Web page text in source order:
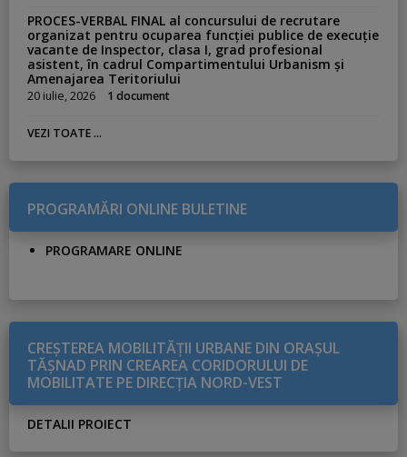
PROCES-VERBAL FINAL al concursului de recrutare
organizat pentru ocuparea funcției publice de execuție
vacante de Inspector, clasa I, grad profesional
asistent, în cadrul Compartimentului Urbanism și
Amenajarea Teritoriului
20 iulie, 2026 1 document
VEZI TOATE ...
PROGRAMĂRI ONLINE BULETINE
PROGRAMARE ONLINE
CREŞTEREA MOBILITĂŢII URBANE DIN ORAŞUL
TĂŞNAD PRIN CREAREA CORIDORULUI DE
MOBILITATE PE DIRECŢIA NORD-VEST
DETALII PROIECT